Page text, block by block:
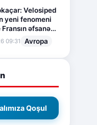
Velosiped
yeni fenomeni
əfsanəvi
09:31 Avropa
Qoşul